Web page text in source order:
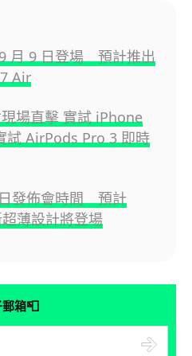
月 9 日登場 預計推出
Air
場直擊 實試 iPhone
試 AirPods Pro 3 即時
發佈會時間 預計
薄設計將登場
箱📮